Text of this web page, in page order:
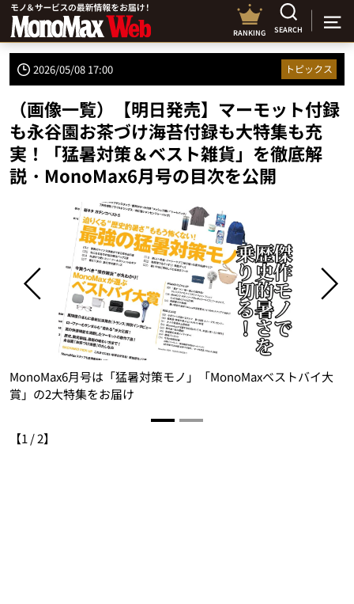
RANKING SEARCH
2026/05/08 17:00 トピックス
（画像一覧）【明日発売】マーモット付録
も永谷園お茶づけ海苔付録も大特集も充
実！「猛暑対策＆ベスト雑貨」を徹底解
説・MonoMax6月号の目次を公開
MonoMax6月号は「猛暑対策モノ」「MonoMaxベストバイ大
賞」の2大特集をお届け
【1 /2】